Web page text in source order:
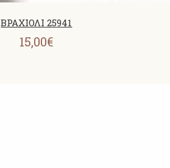
ΒΡΑΧΙΟΛΙ 25941
15,00€